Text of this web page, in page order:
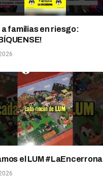
a familias en riesgo:
el LUM #LaEncerrona